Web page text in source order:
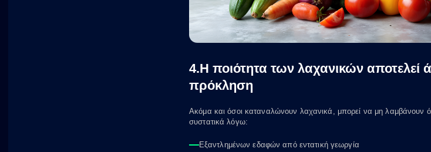
4.Η ποιότητα των λαχανικών αποτελεί
πρόκληση
Ακόμα και όσοι καταναλώνουν λαχανικά, μπορεί να μη λαμβάνουν
συστατικά λόγω:
Εξαντλημένων εδαφών από εντατική γεωργία